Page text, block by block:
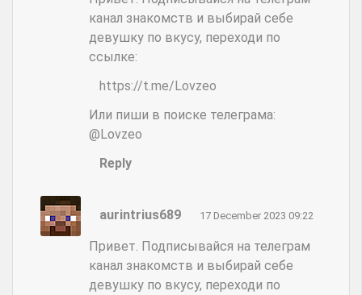
канал знакомств и выбирай себе
девушку по вкусу, переходи по
ссылке:
https://t.me/Lovzeo
Или пиши в поиске телеграма:
@Lovzeo
Reply
aurintrius689 17 December 2023 09:22
Привет. Подписывайся на телеграм
канал знакомств и выбирай себе
девушку по вкусу, переходи по